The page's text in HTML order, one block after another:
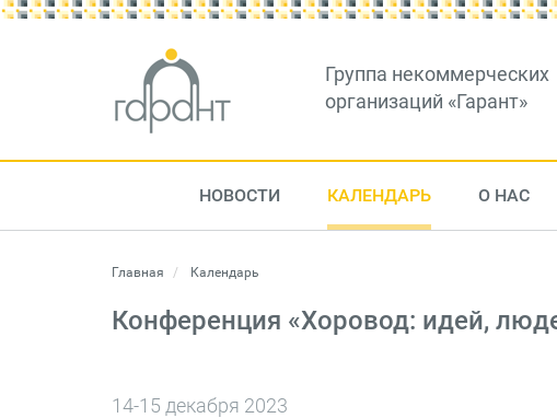
Группа некоммерческих
организаций «Гарант»
НОВОСТИ КАЛЕНДАРЬ О НАС
Главная Календарь
Конференция «Хоровод: идей,
14-15 декабря 2023